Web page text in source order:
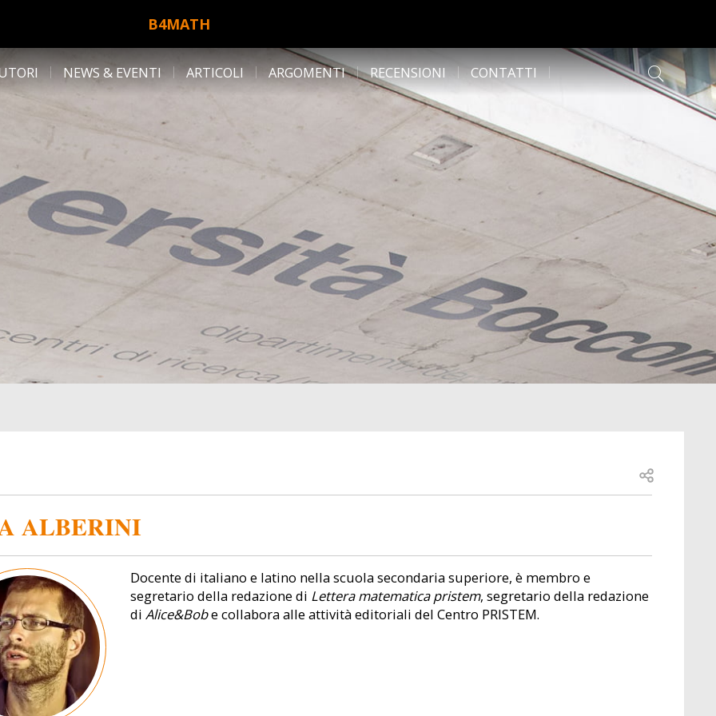
B4MATH
NEWS & EVENTI ARTICOLI ARGOMENTI RECENSIONI CONTATTI
Open share
ALBERINI
Docente di italiano e latino nella scuola secondaria superiore, è membro e
segretario della redazione di Lettera matematica pristem, segretario della redazione
diAlice&Bobe collabora alle attività editoriali del Centro PRISTEM.